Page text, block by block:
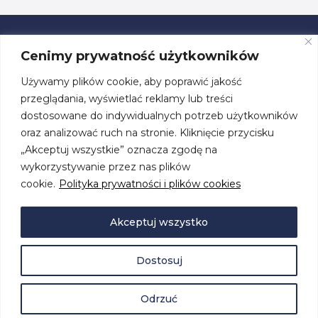
Cenimy prywatność użytkowników
Używamy plików cookie, aby poprawić jakość
przeglądania, wyświetlać reklamy lub treści
dostosowane do indywidualnych potrzeb użytkowników
oraz analizować ruch na stronie. Kliknięcie przycisku
„Akceptuj wszystkie” oznacza zgodę na
wykorzystywanie przez nas plików
cookie. Polityka prywatności i plików cookies
Dostosuj
Odrzuć
Akceptuj wszystko
ul. Przestrzenna 19, 70-800 Szczecin
tel. +48 91 460 08 44
Projekt i realizacja:Studio Graficzne AM